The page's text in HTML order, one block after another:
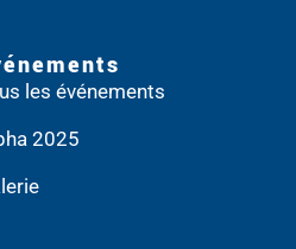
les événements
2025